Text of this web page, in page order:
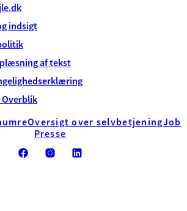
indsigt
af tekst
Overblik
Oversigt over selvbetjeningJob
Presse